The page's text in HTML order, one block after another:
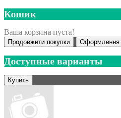
Кошик
Ваша корзина пуста!
Продовжити покупки Оформлення
Доступные варианты